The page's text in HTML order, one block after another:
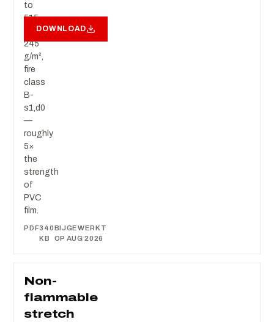
to
515
cm,
245
g/m²,
fire
class
B-
s1,d0
—
roughly
5×
the
strength
of
PVC
film.
PDF340
KB
BIJGEWERKT
OP AUG 2026
DOWNLOAD
Non-
flammable
stretch